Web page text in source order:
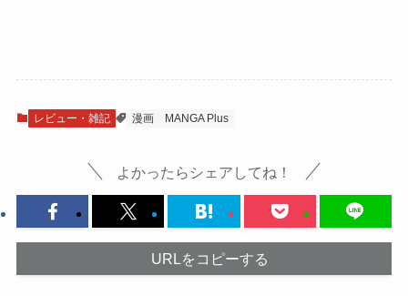
レビュー・雑記 漫画 MANGA Plus
よかったらシェアしてね！
URLをコピーする